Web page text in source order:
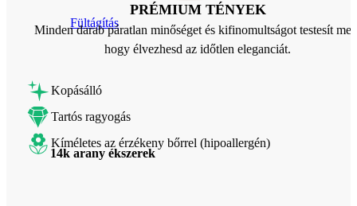
Fültágítás
14k arany ékszerek
PRÉMIUM TÉNYEK
Minden darab páratlan minőséget és kifinomultságot testesít
hogy élvezhesd az időtlen eleganciát.
Kopásálló
Tartós ragyogás
Kíméletes az érzékeny bőrrel (hipoallergén)